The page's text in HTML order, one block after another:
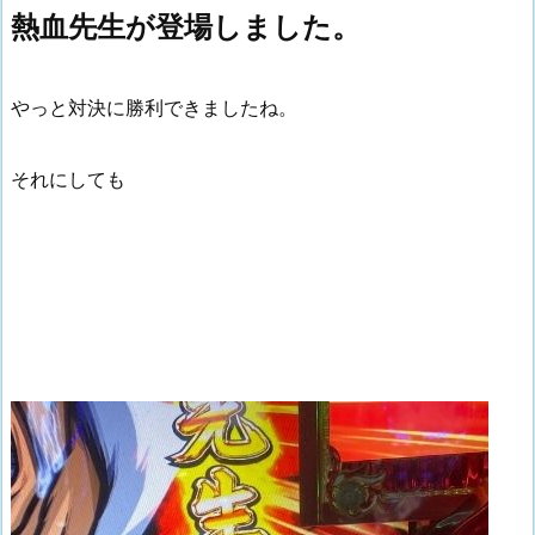
熱血先生が登場しました。
やっと対決に勝利できましたね。
それにしても